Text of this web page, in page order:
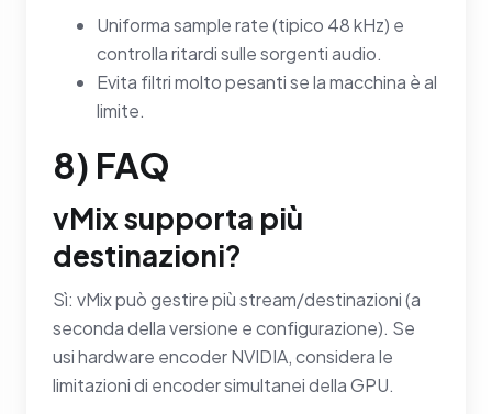
Uniforma sample rate (tipico 48 kHz) e
controlla ritardi sulle sorgenti audio.
Evita filtri molto pesanti se la macchina è al
limite.
8) FAQ
vMix supporta più
destinazioni?
Sì: vMix può gestire più stream/destinazioni (a
seconda della versione e configurazione). Se
usi hardware encoder NVIDIA, considera le
limitazioni di encoder simultanei della GPU.